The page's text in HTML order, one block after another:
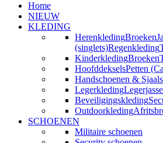
Home
NIEUW
KLEDING
HerenkledingBroeken
(singlets)Regenkleding
KinderkledingBroeken
HoofddekselsPetten
Handschoenen & Sjaals
Legerkleding
Beveiligingskleding
Outdoorkleding
SCHOENEN
Militaire schoenen